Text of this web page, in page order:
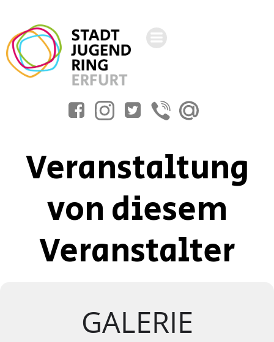
springen
Veranstaltung
von diesem
Veranstalter
GALERIE